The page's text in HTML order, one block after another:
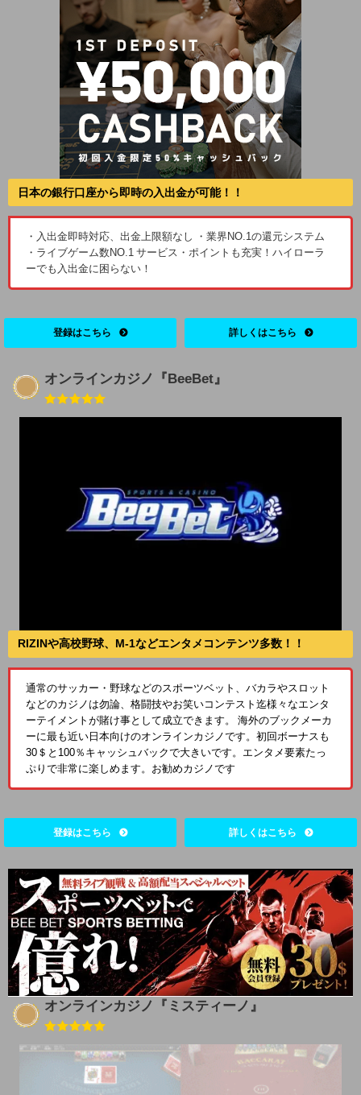
日本の銀行口座から即時の入出金が可能！！
・入出金即時対応、出金上限額なし ・業界NO.1の還元システム
・ライブゲーム数NO.1 サービス・ポイントも充実！ハイローラ
ーでも入出金に困らない！
登録はこちら 詳しくはこちら
オンラインカジノ『BeeBet』
RIZINや高校野球、M-1などエンタメコンテンツ多数！！
通常のサッカー・野球などのスポーツベット、バカラやスロット
などのカジノは勿論、格闘技やお笑いコンテスト迄様々なエンタ
ーテイメントが賭け事として成立できます。 海外のブックメーカ
ーに最も近い日本向けのオンラインカジノです。初回ボーナスも
30＄と100％キャッシュバックで大きいです。エンタメ要素たっ
ぷりで非常に楽しめます。お勧めカジノです
登録はこちら 詳しくはこちら
オンラインカジノ『ミスティーノ』